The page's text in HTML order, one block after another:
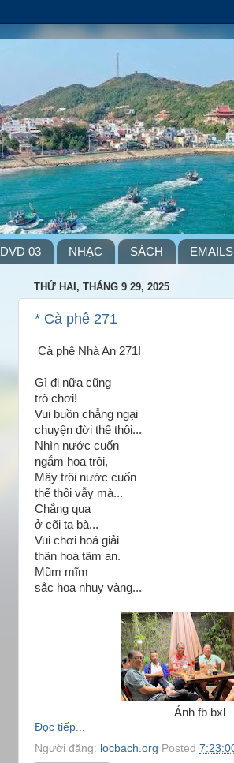
DVD 03 NHẠC SÁCH EMAILS
THỨ HAI, THÁNG 9 29, 2025
* Cà phê 271
Cà phê Nhà An 271!
Gì đi nữa cũng
trò chơi!
Vui buồn chẳng ngại
chuyện đời thế thôi...
Nhìn nước cuốn
ngắm hoa trôi,
Mây trôi nước cuốn
thế thôi vẫy mà...
Chẳng qua
ở cõi ta bà...
Vui chơi hoá giải
thân hoà tâm an.
Mũm mĩm
sắc hoa nhuỵ vàng...
Ảnh fb bxl
Đọc tiếp...
Người đăng: locbach.org Posted